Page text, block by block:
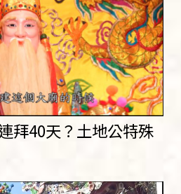
拜40天？土地公特殊